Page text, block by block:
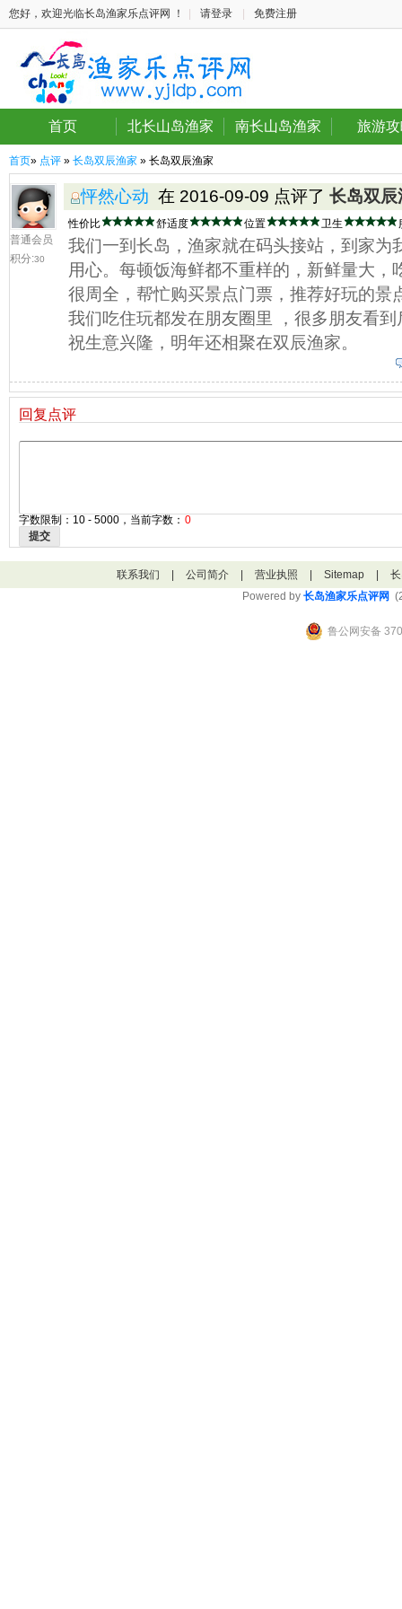
您好，欢迎光临长岛渔家乐点评网 ！ 请登录 免费注册
首页 北长山岛渔家 南长山岛渔家 旅游
首页» 点评 » 长岛双辰渔家 » 长岛双辰渔家
普通会员
积分:30
怦然心动 在 2016-09-09 点评了 长岛双辰
性价比 舒适度 位置 卫生
我们一到长岛，渔家就在码头接站，到家为
用心。每顿饭海鲜都不重样的，新鲜量大，
很周全，帮忙购买景点门票，推荐好玩的景
我们吃住玩都发在朋友圈里 ，很多朋友看
祝生意兴隆，明年还相聚在双辰渔家。
回复点评
字数限制：10 - 5000，当前字数： 0
提交
联系我们 公司简介 营业执照 Sitemap
Powered by 长岛渔家乐点评网
鲁公网安备